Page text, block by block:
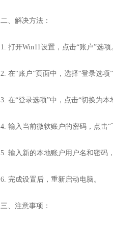
二、解决方法：
1. 打开Win11设置，点击“账户”选项
2. 在“账户”页面中，选择“登录选项”
3. 在“登录选项”中，点击“切换为本
4. 输入当前微软账户的密码，点击“
5. 输入新的本地账户用户名和密码
6. 完成设置后，重新启动电脑。
三、注意事项：